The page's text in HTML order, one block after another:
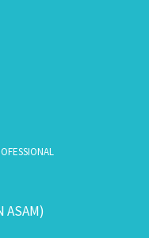
ASAM)